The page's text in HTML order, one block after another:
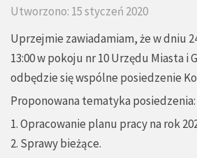
Utworzono: 15 styczeń 2020
Uprzejmie zawiadamiam, że w dniu
13:00 w pokoju nr 10 Urzędu Miasta i
odbędzie się wspólne posiedzenie
Proponowana tematyka posiedzenia:
1. Opracowanie planu pracy na rok
2. Sprawy bieżące.